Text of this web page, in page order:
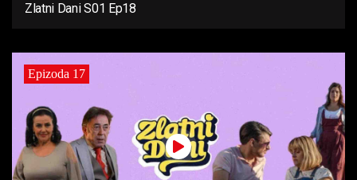
Zlatni Dani S01 Ep18
Epizoda 17